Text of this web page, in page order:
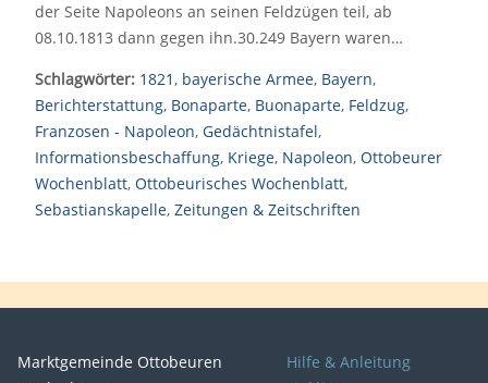
der Seite Napoleons an seinen Feldzügen teil, ab
08.10.1813 dann gegen ihn.30.249 Bayern waren…
Schlagwörter: 1821, bayerische Armee, Bayern,
Berichterstattung, Bonaparte, Buonaparte, Feldzug,
Franzosen - Napoleon, Gedächtnistafel,
Informationsbeschaffung, Kriege, Napoleon, Ottobeurer
Wochenblatt, Ottobeurisches Wochenblatt,
Sebastianskapelle, Zeitungen & Zeitschriften
Marktgemeinde Ottobeuren
Hilfe & Anleitung